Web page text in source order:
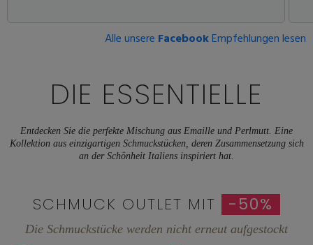
Alle unsere FacebookEmpfehlungen lesen
DIE ESSENTIELLE
Entdecken Sie die perfekte Mischung aus Emaille und Perlmutt. Eine
Kollektion aus einzigartigen Schmuckstücken, deren Zusammensetzung sich
an der Schönheit Italiens inspiriert hat.
SCHMUCK OUTLET MIT -50%
Die Schmuckstücke werden nicht erneut aufgestockt